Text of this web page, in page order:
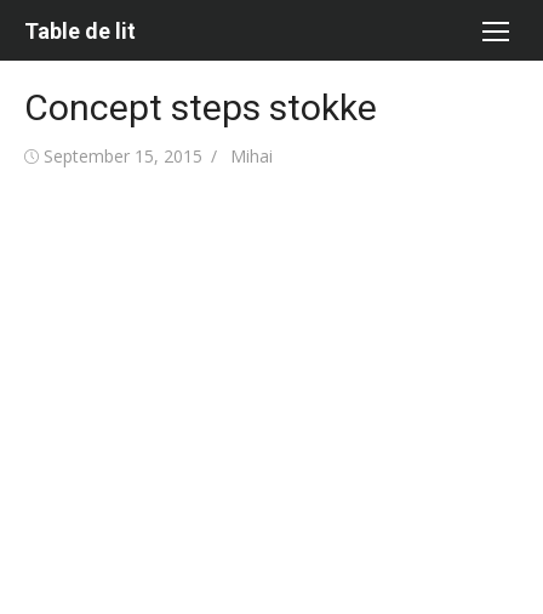
Table de lit
Concept steps stokke
Posted
September 15, 2015 Author
Mihai